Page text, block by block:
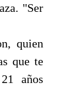
"Ser
quien
que te
años